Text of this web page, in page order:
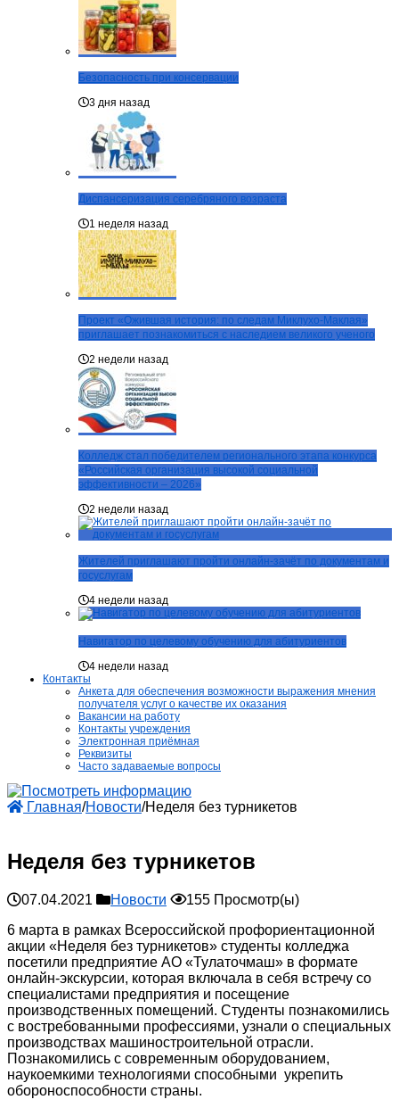
Безопасность при консервации
3 дня назад
Диспансеризация серебряного возраста
1 неделя назад
Проект «Ожившая история: по следам Миклухо-Маклая»
приглашает познакомиться с наследием великого ученого
2 недели назад
Колледж стал победителем регионального этапа конкурса
«Российская организация высокой социальной
эффективности – 2026»
2 недели назад
Жителей приглашают пройти онлайн-зачёт по документам и
госуслугам
4 недели назад
Навигатор по целевому обучению для абитуриентов
4 недели назад
Контакты
Анкета для обеспечения возможности выражения мнения
получателя услуг о качестве их оказания
Вакансии на работу
Контакты учреждения
Электронная приёмная
Реквизиты
Часто задаваемые вопросы
Главная/Новости/Неделя без турникетов
Неделя без турникетов
07.04.2021 Новости
155 Просмотр(ы)
6 марта в рамках Всероссийской профориентационной
акции «Неделя без турникетов» студенты колледжа
посетили предприятие АО «Тулаточмаш» в формате
онлайн-экскурсии, которая включала в себя встречу со
специалистами предприятия и посещение
производственных помещений. Студенты познакомились
с востребованными профессиями, узнали о специальных
производствах машиностроительной отрасли.
Познакомились с современным оборудованием,
наукоемкими технологиями способными укрепить
обороноспособности страны.